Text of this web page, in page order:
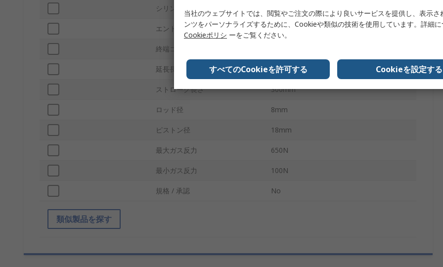
シリンダー材質 ステンレス鋼
エンドコネクタ材質 ナイロン, ステンレス鋼
終端コネクタ タイプ
延長長さ 664mm
ストローク長さ 300mm
ロッド径 8mm
ピストン径 18mm
最大ガス反力 650N
最小ガス反力 100N
規格 / 承認 No
類似製品を探す
当社のウェブサイトでは、閲覧やご注文の際により良いサービスを提供し、表示さ
ンツをパーソナライズするために、Cookieや類似の技術を使用しています。詳細に
Cookieポリシ ーをご覧ください。
すべてのCookieを許可する Cookieを設定する